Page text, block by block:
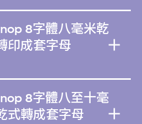
8字體八毫米乾
印成套字母
8字體八至十毫
式轉成套字母